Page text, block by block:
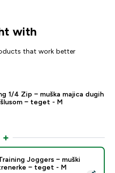
with
that work better
1/4 Zip − muška majica dugih
− teget - M
Joggers − muški
− teget - M